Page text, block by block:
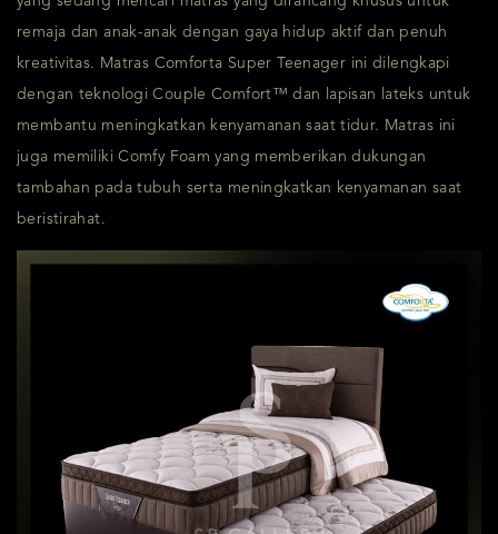
remaja dan anak-anak dengan gaya hidup aktif dan penuh
kreativitas. Matras Comforta Super Teenager ini dilengkapi
dengan teknologi Couple Comfort™ dan lapisan lateks untuk
membantu meningkatkan kenyamanan saat tidur. Matras ini
juga memiliki Comfy Foam yang memberikan dukungan
tambahan pada tubuh serta meningkatkan kenyamanan saat
beristirahat.